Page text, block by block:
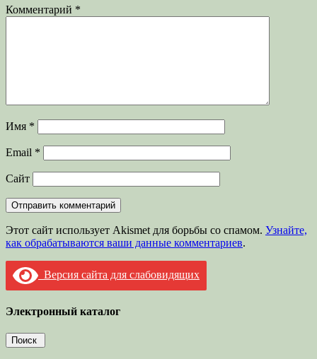
Комментарий *
Имя *
Email *
Сайт
Этот сайт использует Akismet для борьбы со спамом. Узнайте,
как обрабатываются ваши данные комментариев.
Версия сайта для слабовидящих
Электронный каталог